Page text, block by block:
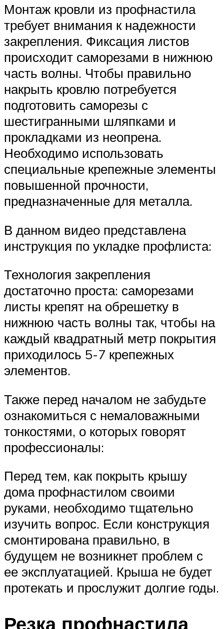
Монтаж кровли из профнастила
требует внимания к надежности
закрепления. Фиксация листов
происходит саморезами в нижнюю
часть волны. Чтобы правильно
накрыть кровлю потребуется
подготовить саморезы с
шестигранными шляпками и
прокладками из неопрена.
Необходимо использовать
специальные крепежные элементы
повышенной прочности,
предназначенные для металла.
В данном видео представлена
инструкция по укладке профлиста:
Технология закрепления
достаточно проста: саморезами
листы крепят на обрешетку в
нижнюю часть волны так, чтобы на
каждый квадратный метр покрытия
приходилось 5-7 крепежных
элементов.
Также перед началом не забудьте
ознакомиться с немаловажными
тонкостями, о которых говорят
профессионалы:
Перед тем, как покрыть крышу
дома профнастилом своими
руками, необходимо тщательно
изучить вопрос. Если конструкция
смонтирована правильно, в
будущем не возникнет проблем с
ее эксплуатацией. Крыша не будет
протекать и прослужит долгие годы.
Резка профнастила